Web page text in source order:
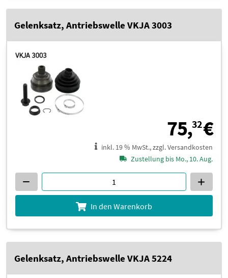
Gelenksatz, Antriebswelle VKJA 3003
75,32€
inkl. 19 % MwSt., zzgl. Versandkosten
Zustellung bis Mo., 10. Aug.
In den Warenkorb
Gelenksatz, Antriebswelle VKJA 5224